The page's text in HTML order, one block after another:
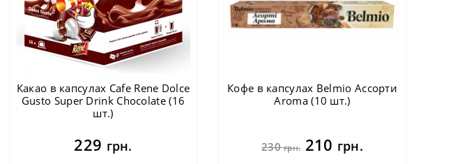
Какао в капсулах Cafe Rene Dolce
Gusto Super Drink Chocolate (16
шт.)
229 грн.
Кофе в капсулах Belmio Ассорти
Aroma (10 шт.)
230грн.210 грн.